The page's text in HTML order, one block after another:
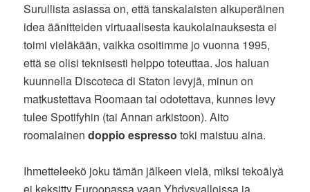
Surullista asiassa on, että tanskalaisten alkuperäinen
idea äänitteiden virtuaalisesta kaukolainauksesta ei
toimi vieläkään, vaikka osoitimme jo vuonna 1995,
että se olisi teknisesti helppo toteuttaa. Jos haluan
kuunnella Discoteca di Staton levyjä, minun on
matkustettava Roomaan tai odotettava, kunnes levy
tulee Spotifyhin (tai Annan arkistoon). Aito
roomalainendoppio espresso toki maistuu aina.
Ihmetteleekö joku tämän jälkeen vielä, miksi tekoälyä